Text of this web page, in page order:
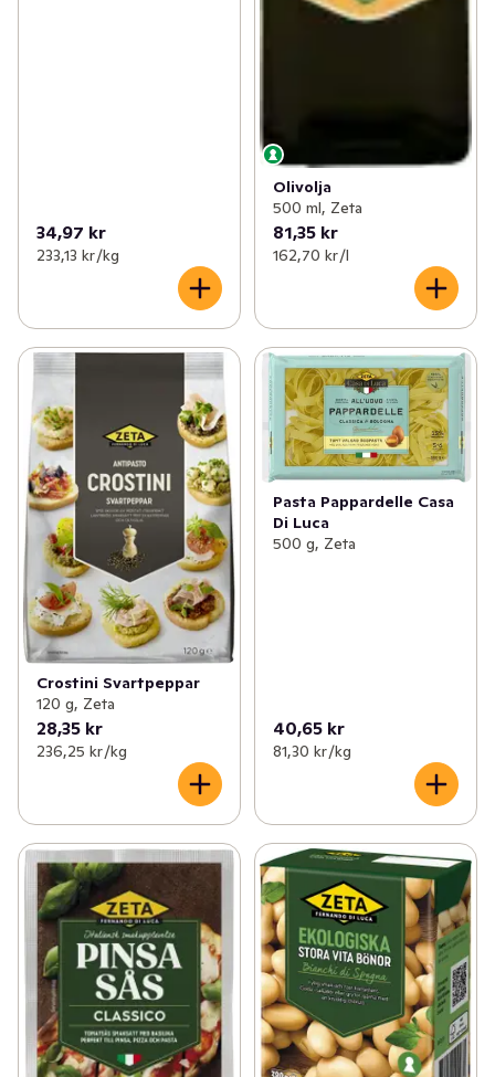
34,97 kr
233,13 kr /kg
Olivolja
500 ml, Zeta
81,35 kr
162,70 kr /l
Crostini Svartpeppar
120 g, Zeta
28,35 kr
236,25 kr /kg
Pasta Pappardelle Casa
Di Luca
500 g, Zeta
40,65 kr
81,30 kr /kg